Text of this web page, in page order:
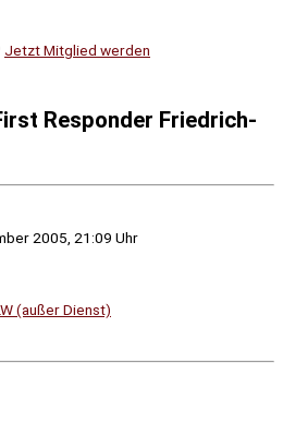
Jetzt Mitglied werden
Responder Friedrich-
2005, 21:09 Uhr
(außer Dienst)